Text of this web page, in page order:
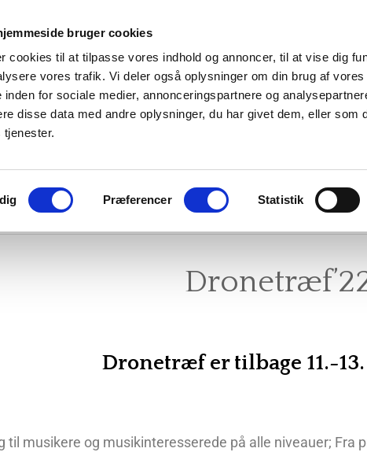
bruger cookies
cookies til at tilpasse vores indhold og annoncer, til at vise dig
vores trafik. Vi deler også oplysninger om din brug af
inden for sociale medier, annonceringspartnere og
disse data med andre oplysninger, du har givet dem, eller som
tjenester.
Præferencer Statistik
Dronemusik
Foreningen for danske
OM OS
OM FORENINGEN
VI TILBYDER
INSTRUMENTUDLEJNING
UNDERVISNING
TIDLIGERE
TIDLIGERE
Dronetræf er tilbage 11.-
til musikere og musikinteresserede på alle niveauer; Fra